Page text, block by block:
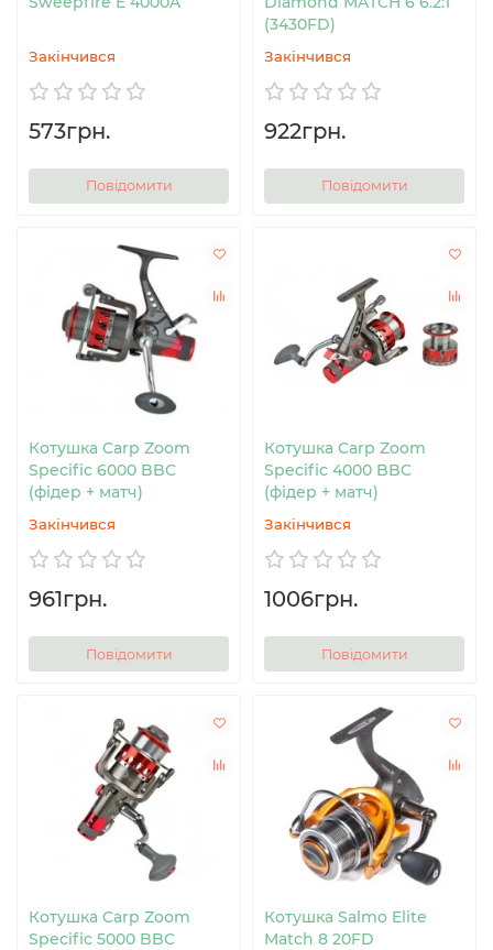
Закінчився
573грн.
Повідомити
(3430FD)
Закінчився
922грн.
Повідомити
Котушка Carp Zoom
Specific 6000 BBC
(фідер + матч)
Закінчився
961грн.
Повідомити
Котушка Carp Zoom
Specific 4000 BBC
(фідер + матч)
Закінчився
1006грн.
Повідомити
Котушка Carp Zoom
Specific 5000 BBC
Котушка Salmo Elite
Match 8 20FD